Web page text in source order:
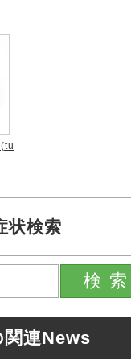
状検索
検
連News